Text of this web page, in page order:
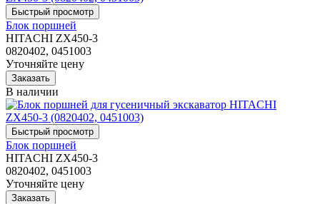
Блок поршней
HITACHI ZX450-3
0820402, 0451003
Уточняйте цену
В наличии
Блок поршней
HITACHI ZX450-3
0820402, 0451003
Уточняйте цену